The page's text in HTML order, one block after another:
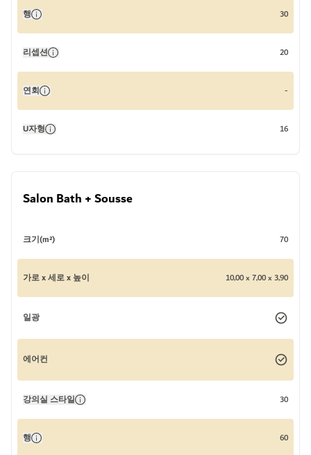
행 30
리셉션 20
연회 -
U자형 16
Salon Bath + Sousse
크기(m²) 70
가로 x 세로 x 높이 10,00 x 7,00 x 3,90
일광
에어컨
강의실 스타일 30
행 60